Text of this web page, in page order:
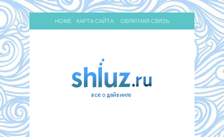
HOME КАРТА САЙТА ОБРАТНАЯ СВЯЗЬ